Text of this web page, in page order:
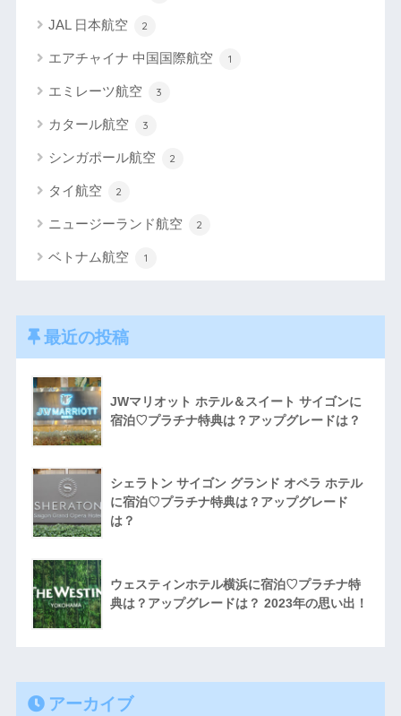
JAL 日本航空 2
エアチャイナ 中国国際航空 1
エミレーツ航空 3
カタール航空 3
シンガポール航空 2
タイ航空 2
ニュージーランド航空 2
ベトナム航空 1
最近の投稿
JWマリオット ホテル＆スイート サイゴンに
宿泊♡プラチナ特典は？アップグレードは？
シェラトン サイゴン グランド オペラ ホテル
に宿泊♡プラチナ特典は？アップグレード
は？
ウェスティンホテル横浜に宿泊♡プラチナ特
典は？アップグレードは？ 2023年の思い出！
アーカイブ